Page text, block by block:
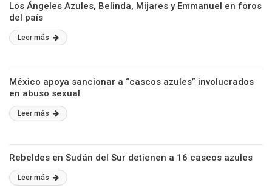
Los Ángeles Azules, Belinda, Mijares y Emmanuel en foros
del país
Leer más
México apoya sancionar a “cascos azules” involucrados
en abuso sexual
Leer más
Rebeldes en Sudán del Sur detienen a 16 cascos azules
Leer más